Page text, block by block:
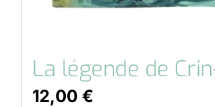
La légende de
12,00€